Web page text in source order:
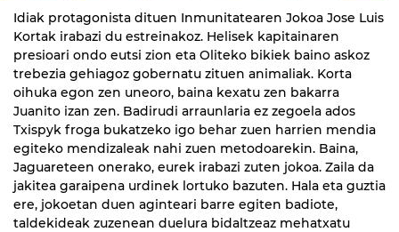
Idiak protagonista dituen Inmunitatearen Jokoa Jose Luis
Kortak irabazi du estreinakoz. Helisek kapitainaren
presioari ondo eutsi zion eta Oliteko bikiek baino askoz
trebezia gehiagoz gobernatu zituen animaliak. Korta
oihuka egon zen uneoro, baina kexatu zen bakarra
Juanito izan zen. Badirudi arraunlaria ez zegoela ados
Txispyk froga bukatzeko igo behar zuen harrien mendia
egiteko mendizaleak nahi zuen metodoarekin. Baina,
Jaguareteen onerako, eurek irabazi zuten jokoa. Zaila da
jakitea garaipena urdinek lortuko bazuten. Hala eta guztia
ere, jokoetan duen aginteari barre egiten badiote,
taldekideak zuzenean duelura bidaltzeaz mehatxatu